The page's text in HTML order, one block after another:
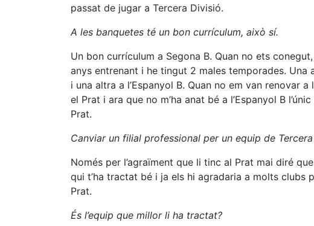
passat de jugar a Tercera Divisió.
A les banquetes té un bon currículum, això sí.
Un bon currículum a Segona B. Quan no ets
anys entrenant i he tingut 2 males temporades. Una
i una altra a l’Espanyol B. Quan no em van renovar
el Prat i ara que no m’ha anat bé a l’Espanyol B
Prat.
Canviar un filial professional per un equip de
Només per l’agraïment que li tinc al Prat mai diré
qui t’ha tractat bé i ja els hi agradaria a molts clubs
Prat.
És l’equip que millor li ha tractat?